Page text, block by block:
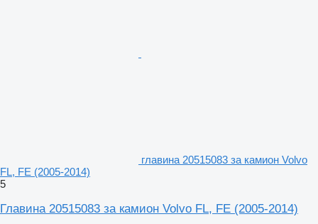
главина 20515083 за камион Volvo
FL, FE (2005-2014)
5
Главина 20515083 за камион Volvo FL, FE (2005-2014)